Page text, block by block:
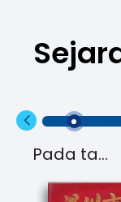
Pada tahun 1989